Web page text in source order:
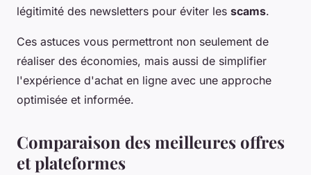
légitimité des newsletters pour éviter les scams.
Ces astuces vous permettront non seulement de
réaliser des économies, mais aussi de simplifier
l'expérience d'achat en ligne avec une approche
optimisée et informée.
Comparaison des meilleures offres
et plateformes